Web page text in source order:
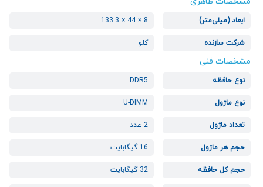
ابعاد (میلی‌متر) 8 × 44 × 133.3
شرکت سازنده کلو
مشخصات فنی
نوع حافظه DDR5
نوع ماژول U-DIMM
تعداد ماژول 2 عدد
حجم هر ماژول 16 گیگابایت
حجم کل حافظه 32 گیگابایت